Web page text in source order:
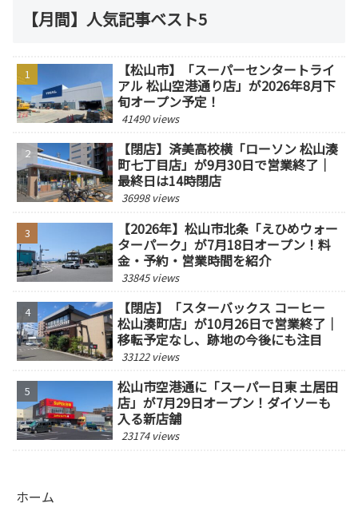
【月間】人気記事ベスト5
【松山市】「スーパーセンタートライ
アル 松山空港通り店」が2026年8月下
旬オープン予定！
41490 views
【閉店】済美高校横「ローソン 松山湊
町七丁目店」が9月30日で営業終了｜
最終日は14時閉店
36998 views
【2026年】松山市北条「えひめウォー
ターパーク」が7月18日オープン！料
金・予約・営業時間を紹介
33845 views
【閉店】「スターバックス コーヒー
松山湊町店」が10月26日で営業終了｜
移転予定なし、跡地の今後にも注目
33122 views
松山市空港通に「スーパー日東 土居田
店」が7月29日オープン！ダイソーも
入る新店舗
23174 views
ホーム